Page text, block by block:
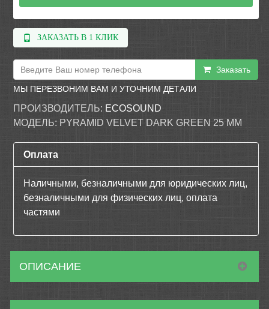
ЗАКАЗАТЬ В 1 КЛИК
Заказать
МЫ ПЕРЕЗВОНИМ ВАМ И УТОЧНИМ ДЕТАЛИ
ПРОИЗВОДИТЕЛЬ: ECOSOUND
МОДЕЛЬ: PYRAMID VELVET DARK GREEN 25 ММ
Оплата
Наличными, безналичными для юридических лиц,
безналичными для физических лиц, оплата
частями
ОПИСАНИЕ